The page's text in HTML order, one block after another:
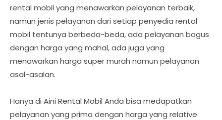
rental mobil yang menawarkan pelayanan terbaik,
namun jenis pelayanan dari setiap penyedia rental
mobil tentunya berbeda-beda, ada pelayanan bagus
dengan harga yang mahal, ada juga yang
menawarkan harga super murah namun pelayanan
asal-asalan.
Hanya di Aini Rental Mobil Anda bisa medapatkan
pelayanan yang prima dengan harga yang relative